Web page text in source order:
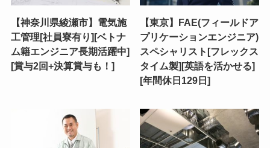
【神奈川県綾瀬市】電気施
工管理[社員寮有り][ベトナ
ム籍エンジニア長期活躍中]
[賞与2回+決算賞与も！]
【東京】FAE(フィールドア
プリケーションエンジニア)
スペシャリスト[フレックス
タイム製][英語を活かせる]
[年間休日129日]